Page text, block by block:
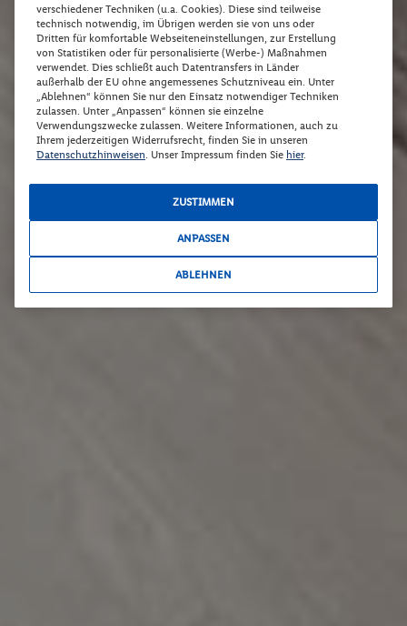
verschiedener Techniken (u.a. Cookies). Diese sind teilweise
technisch notwendig, im Übrigen werden sie von uns oder
Dritten für komfortable Webseiteneinstellungen, zur Erstellung
von Statistiken oder für personalisierte (Werbe-) Maßnahmen
verwendet. Dies schließt auch Datentransfers in Länder
außerhalb der EU ohne angemessenes Schutzniveau ein. Unter
„Ablehnen“ können Sie nur den Einsatz notwendiger Techniken
zulassen. Unter „Anpassen“ können sie einzelne
Verwendungszwecke zulassen. Weitere Informationen, auch zu
Ihrem jederzeitigen Widerrufsrecht, finden Sie in unseren
Datenschutzhinweisen. Unser Impressum finden Sie hier.
ZUSTIMMEN
ANPASSEN
ABLEHNEN